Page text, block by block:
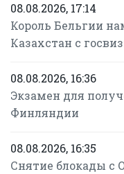
08.08.2026, 17:14
Король Бельгии
Казахстан с
08.08.2026, 16:36
Экзамен для
Финляндии
08.08.2026, 16:35
Снятие блокады с